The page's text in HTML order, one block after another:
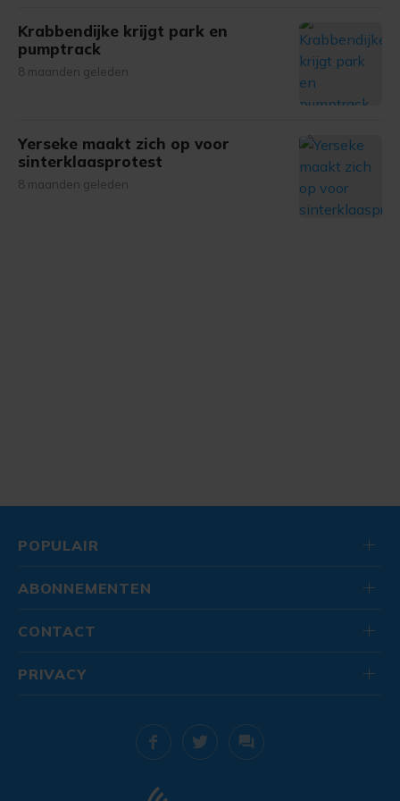
Krabbendijke krijgt park en
pumptrack
8 maanden geleden
Yerseke maakt zich op voor
sinterklaasprotest
8 maanden geleden
POPULAIR
ABONNEMENTEN
CONTACT
PRIVACY